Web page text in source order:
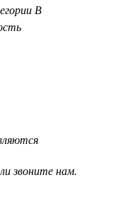
B
звоните нам.